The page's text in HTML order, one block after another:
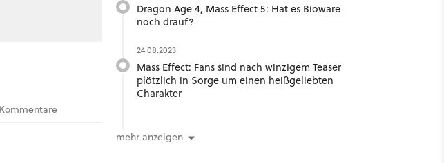
Kommentare
Dragon Age 4, Mass Effect 5: Hat es Bioware
noch drauf?
24.08.2023
Mass Effect: Fans sind nach winzigem Teaser
plötzlich in Sorge um einen heißgeliebten
Charakter
mehr anzeigen